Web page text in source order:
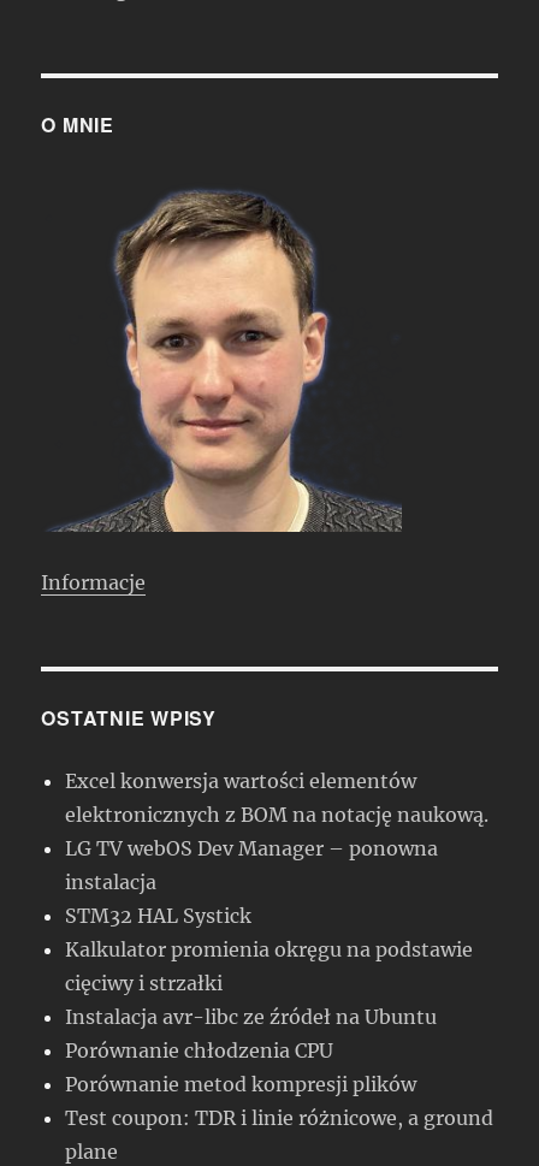
O MNIE
Informacje
OSTATNIE WPISY
Excel konwersja wartości elementów
elektronicznych z BOM na notację naukową.
LG TV webOS Dev Manager – ponowna
instalacja
STM32 HAL Systick
Kalkulator promienia okręgu na podstawie
cięciwy i strzałki
Instalacja avr-libc ze źródeł na Ubuntu
Porównanie chłodzenia CPU
Porównanie metod kompresji plików
Test coupon: TDR i linie różnicowe, a ground
plane